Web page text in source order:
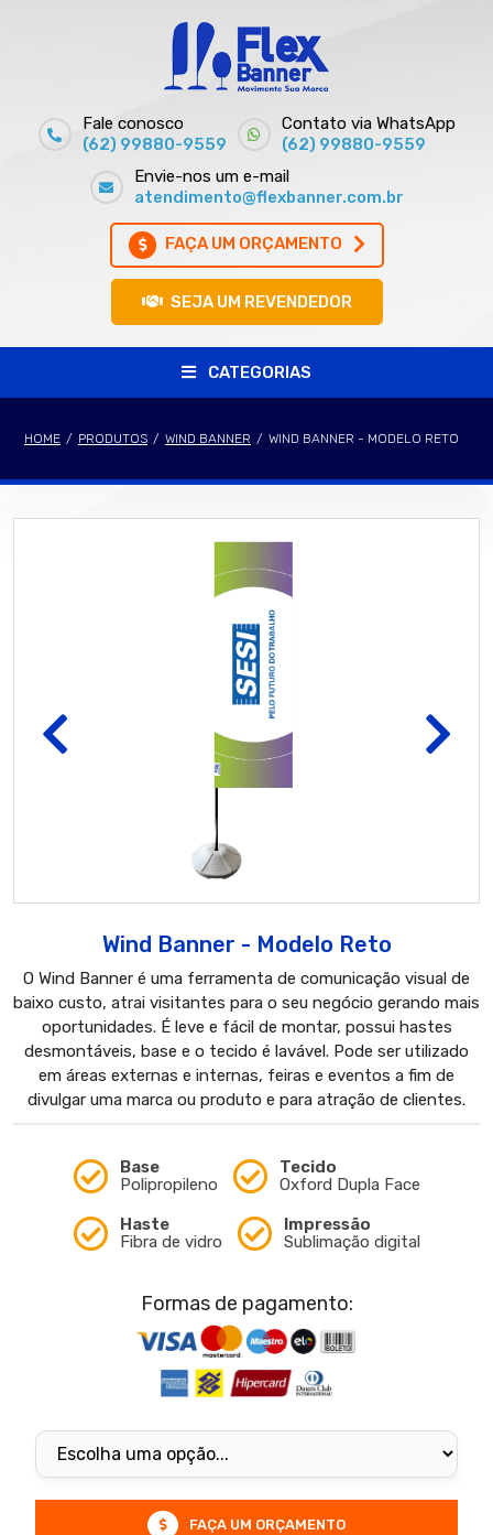
Fale conosco
(62) 99880-9559
Contato via WhatsApp
(62) 99880-9559
Envie-nos um e-mail
atendimento@flexbanner.com.br
FAÇA UM ORÇAMENTO
SEJA UM REVENDEDOR
CATEGORIAS
HOME / PRODUTOS / WIND BANNER / WIND BANNER - MODELO RETO
Wind Banner - Modelo Reto
O Wind Banner é uma ferramenta de comunicação visual de
baixo custo, atrai visitantes para o seu negócio gerando mais
oportunidades. É leve e fácil de montar, possui hastes
desmontáveis, base e o tecido é lavável. Pode ser utilizado
em áreas externas e internas, feiras e eventos a fim de
divulgar uma marca ou produto e para atração de clientes.
Base
Polipropileno
Tecido
Oxford Dupla Face
Haste
Fibra de vidro
Impressão
Sublimação digital
Formas de pagamento:
FAÇA UM ORÇAMENTO